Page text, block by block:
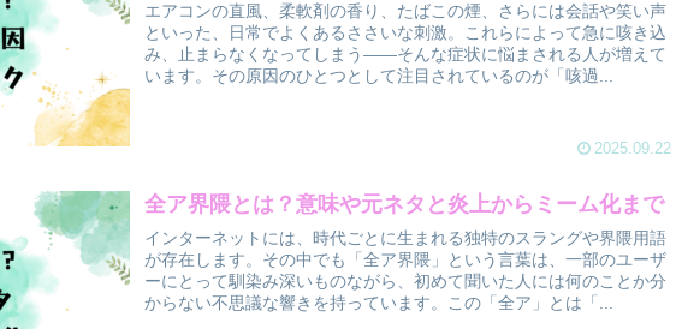
エアコンの直風、柔軟剤の香り、たばこの煙、さらには会話や笑い声
といった、日常でよくあるささいな刺激。これらによって急に咳き込
み、止まらなくなってしまう――そんな症状に悩まされる人が増えて
います。その原因のひとつとして注目されているのが「咳過...
2025.09.22
全ア界隈とは？意味や元ネタと炎上からミーム化まで
インターネットには、時代ごとに生まれる独特のスラングや界隈用語
が存在します。その中でも「全ア界隈」という言葉は、一部のユーザ
ーにとって馴染み深いものながら、初めて聞いた人には何のことか分
からない不思議な響きを持っています。この「全ア」とは「...